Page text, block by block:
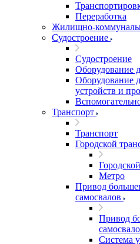
Переработка
Жилищно-
Судостроение
Судостроение
Оборудование
Оборудование
устройств и
Транспорт
Транспорт
Городской
Метро
Привод
самосвалов
Привод
Система